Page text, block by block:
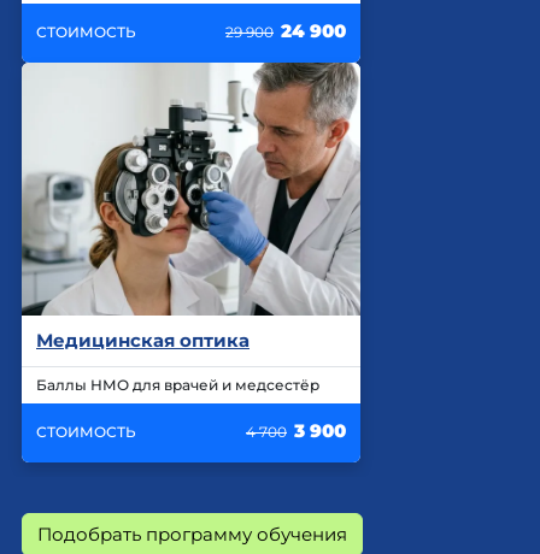
СТОИМОСТЬ 29 900 24 900
Медицинская оптика
Баллы НМО для врачей и медсестёр
СТОИМОСТЬ 4 700 3 900
Подобрать программу обучения